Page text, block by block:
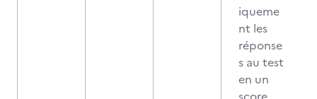
iqueme
nt les
réponse
s au test
en un